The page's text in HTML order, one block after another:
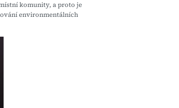
komunity, a proto je
environmentálních